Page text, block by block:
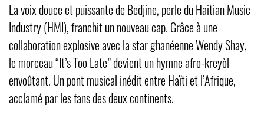
La voix douce et puissante de Bedjine, perle du Haitian Music
Industry (HMI), franchit un nouveau cap. Grâce à une
collaboration explosive avec la star ghanéenne Wendy Shay,
le morceau “It’s Too Late” devient un hymne afro-kreyòl
envoûtant. Un pont musical inédit entre Haïti et l’Afrique,
acclamé par les fans des deux continents.